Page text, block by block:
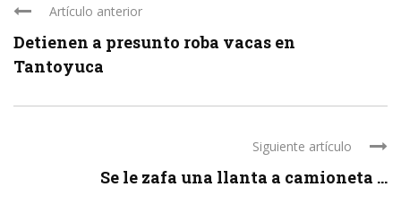
Artículo anterior
Detienen a presunto roba vacas en
Tantoyuca
Siguiente artículo
Se le zafa una llanta a camioneta ...